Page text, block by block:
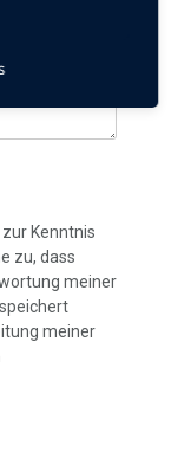
zur Kenntnis
zu, dass
meiner
meiner